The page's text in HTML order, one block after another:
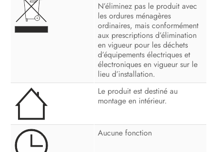
N’éliminez pas le produit avec
les ordures ménagères
ordinaires, mais conformément
aux prescriptions d’élimination
en vigueur pour les déchets
d’équipements électriques et
électroniques en vigueur sur le
lieu d’installation.
Le produit est destiné au
montage en intérieur.
Aucune fonction